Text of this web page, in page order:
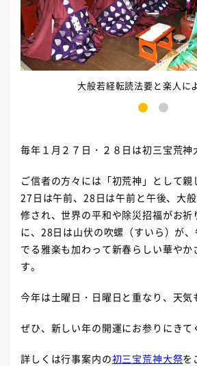
大般若経転読法要と楽人に
毎年１月２７日・２８日は初三宝荒神
ご信者の方々には「初荒神」として親
27日は午前、28日は午前と午後、大
修され、世界の平和や除災招福がお
に、28日は山伏の吹螺（すいら）が
でる雅楽も加わって新春らしい華やか
す。
今年は土曜日・日曜日と重なり、天気
ぜひ、新しい年の開運にお参りにきて
詳しくは行事案内の初三宝荒神大祭を